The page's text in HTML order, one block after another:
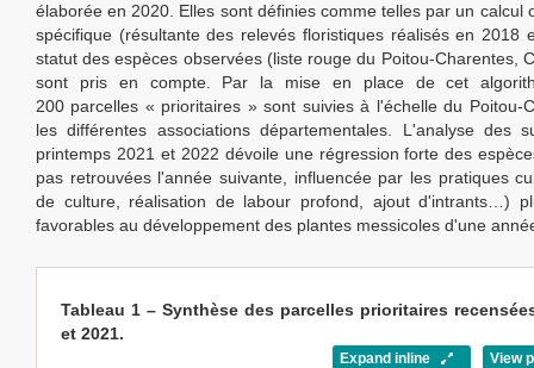
élaborée en 2020. Elles sont définies comme telles par un calcul
spécifique (résultante des relevés floristiques réalisés en 2018
statut des espèces observées (liste rouge du Poitou-Charentes,
sont pris en compte. Par la mise en place de cet
200 parcelles « prioritaires » sont suivies à l'échelle du Poitou-
les différentes associations départementales. L'analyse des
printemps 2021 et 2022 dévoile une régression forte des
pas retrouvées l'année suivante, influencée par les pratiques
de culture, réalisation de labour profond, ajout d'intrants…)
favorables au développement des plantes messicoles d'une
Tableau 1 – Synthèse des parcelles prioritaires
et 2021.
View
Expand inline